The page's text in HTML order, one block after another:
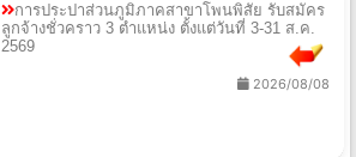
การประปาส่วนภูมิภาคสาขาโพนพิสัย รับสมัคร
ลูกจ้างชั่วคราว 3 ตำแหน่ง ตั้งแต่วันที่ 3-31 ส.ค.
2569
2026/08/08